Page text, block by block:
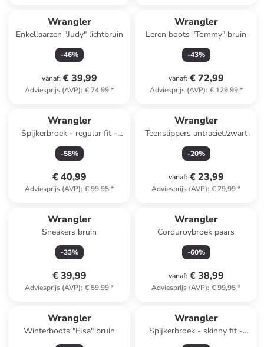
Wrangler
Enkellaarzen "Judy" lichtbruin
-46%
vanaf: € 39,99
Adviesprijs (AVP): € 74,99*
Wrangler
Leren boots "Tommy" bruin
-43%
vanaf: € 72,99
Adviesprijs (AVP): € 129,99*
Wrangler
Spijkerbroek - regular fit -
blauw
-58%
€ 40,99
Adviesprijs (AVP): € 99,95*
Wrangler
Teenslippers antraciet/zwart
-20%
vanaf: € 23,99
Adviesprijs (AVP): € 29,99*
Wrangler
Sneakers bruin
-33%
€ 39,99
Adviesprijs (AVP): € 59,99*
Wrangler
Corduroybroek paars
-60%
vanaf: € 38,99
Adviesprijs (AVP): € 99,95*
Wrangler
Winterboots "Elsa" bruin
Wrangler
Spijkerbroek - skinny fit -
donkerblauw